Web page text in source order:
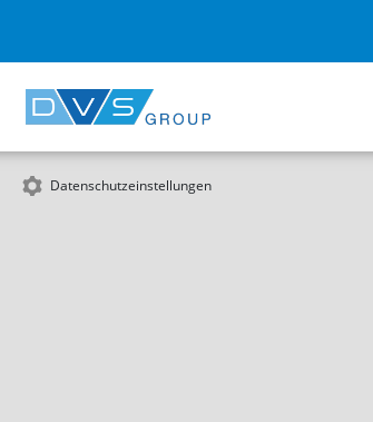
Datenschutzeinstellungen